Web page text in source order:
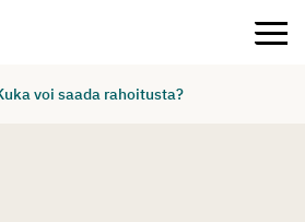
Valikko
voi saada rahoitusta?